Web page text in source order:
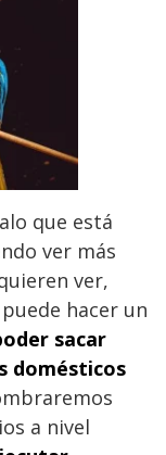
que está
ver más
ver,
hacer un
sacar
domésticos
a nivel